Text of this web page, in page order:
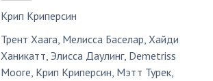
Крип Криперсин
Трент Хаага, Мелисса Баселар,Хайди
Ханикатт,Элисса Даулинг, Demetriss
Moore, Крип Криперсин, Мэтт Турек,